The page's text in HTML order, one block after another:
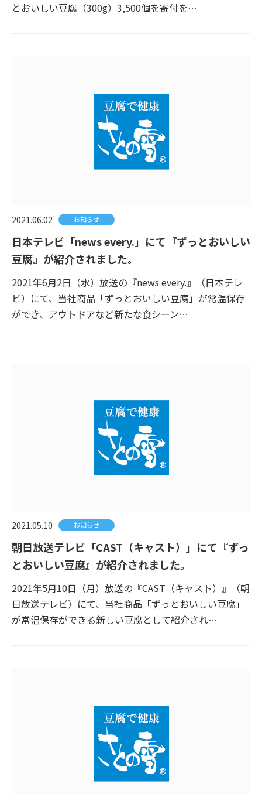
とおいしい豆腐（300g）3,500個を寄付を…
2021.06.02 お知らせ
日本テレビ「news every.」にて『ずっとおいしい
豆腐』が紹介されました。
2021年6月2日（水）放送の『news every.』（日本テレ
ビ）にて、当社商品「ずっとおいしい豆腐」が常温保存
ができ、アウトドアなど新たな食シーン…
2021.05.10 お知らせ
朝日放送テレビ「CAST（キャスト）」にて『ずっ
とおいしい豆腐』が紹介されました。
2021年5月10日（月）放送の『CAST（キャスト）』（朝
日放送テレビ）にて、当社商品「ずっとおいしい豆腐」
が常温保存ができる新しい豆腐として紹介され…